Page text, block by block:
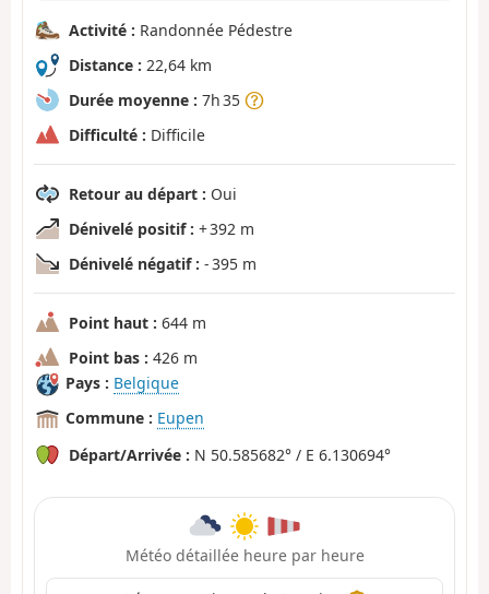
Activité : Randonnée Pédestre
Distance : 22,64 km
Durée moyenne : 7h 35
Difficulté : Difficile
Retour au départ : Oui
Dénivelé positif : + 392 m
Dénivelé négatif : - 395 m
Point haut : 644 m
Point bas : 426 m
Pays : Belgique
Commune : Eupen
Départ/Arrivée : N 50.585682° / E 6.130694°
Météo détaillée heure par heure